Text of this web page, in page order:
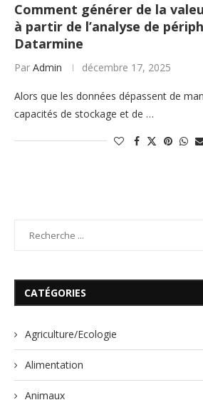
Comment générer de la
à partir de l’analyse de
Datarmine
Par Admin décembre 17, 2025
Alors que les données dépassent de
capacités de stockage et de …
CATÉGORIES
Agriculture/Ecologie
Alimentation
Animaux